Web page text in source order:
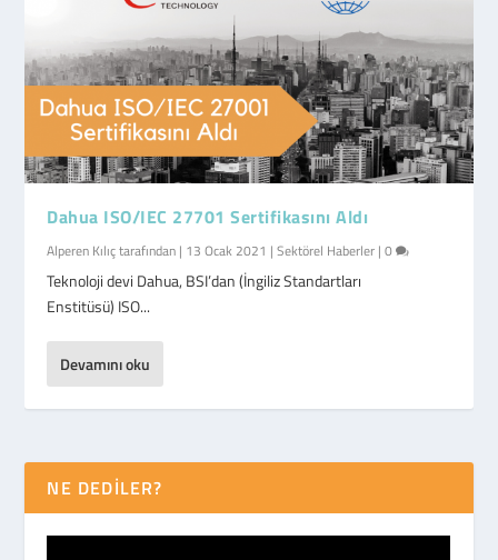
Dahua ISO/IEC 27701 Sertifikasını Aldı
Alperen Kılıçtarafından | 13 Ocak 2021 |Sektörel Haberler |0
Teknoloji devi Dahua, BSI’dan (İngiliz Standartları
Enstitüsü) ISO...
Devamını oku
NE DEDİLER?